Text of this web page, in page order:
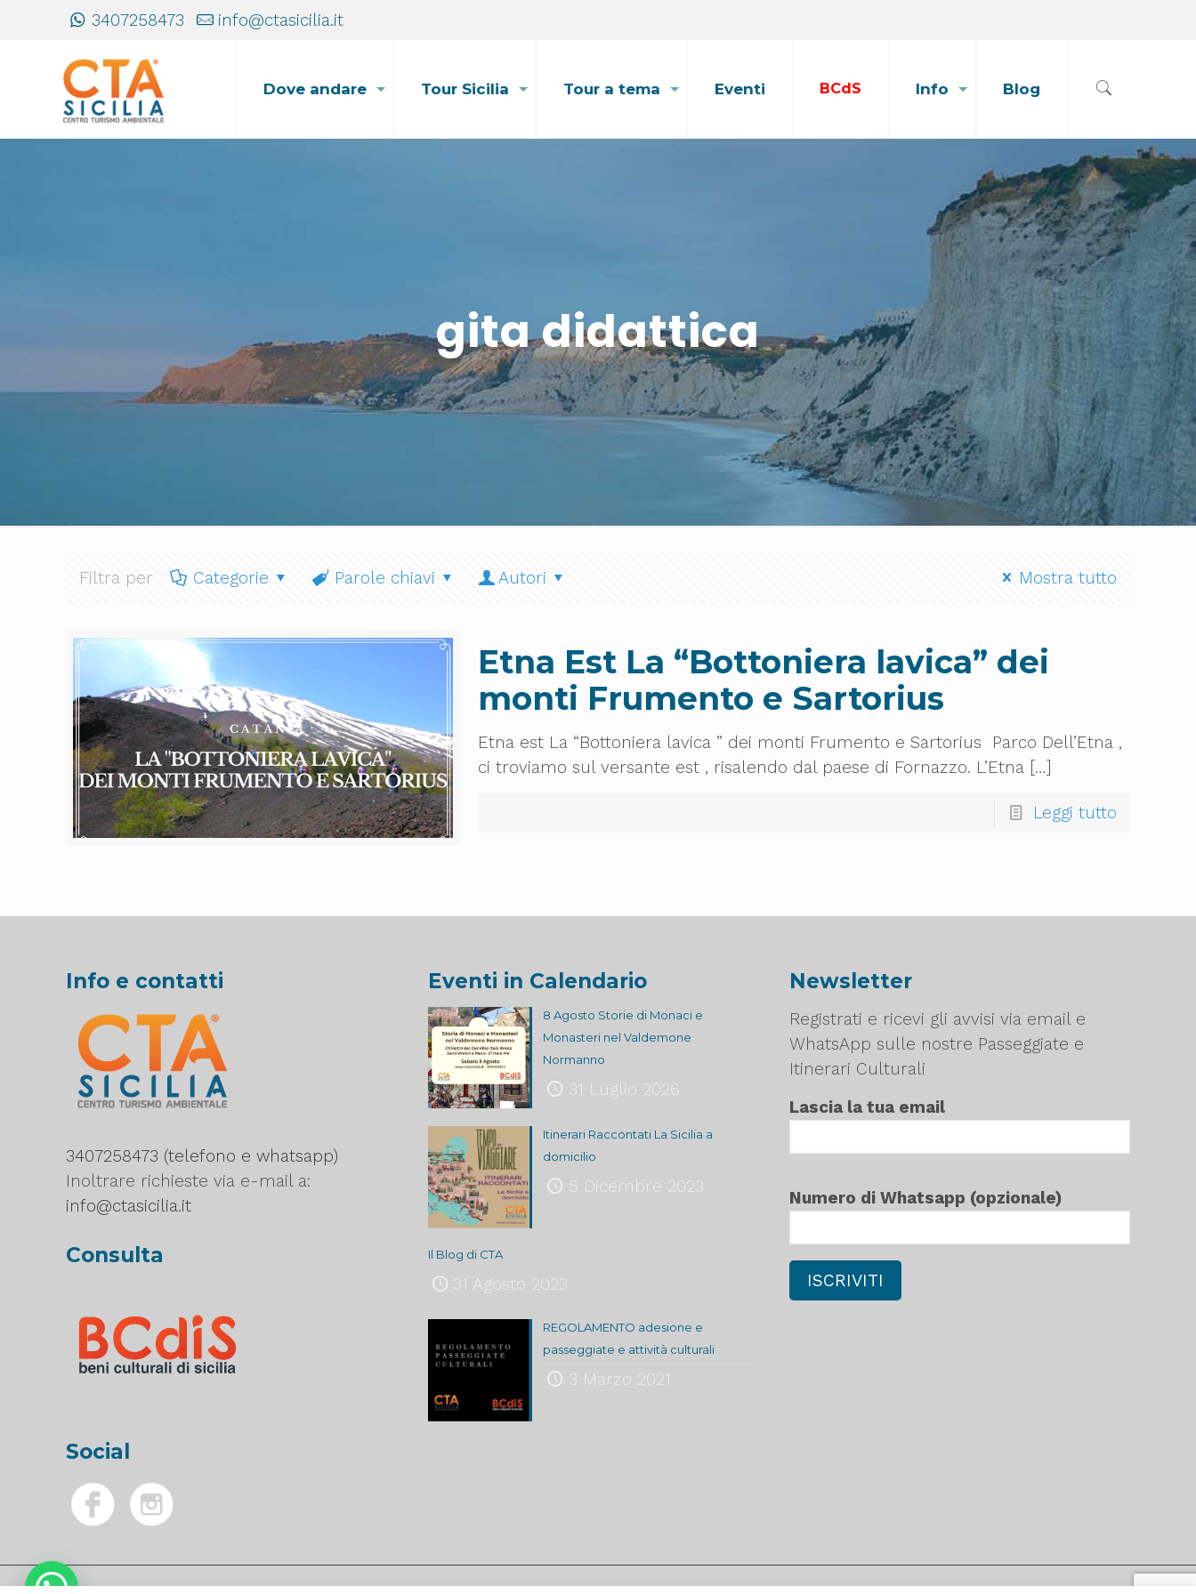
3407258473 info@ctasicilia.it
Dove andare Tour Sicilia Tour a tema Eventi BCdS Info Blog
gita didattica
Filtra per Categorie Parole chiavi Autori Mostra tutto
Etna Est La “Bottoniera lavica” dei
monti Frumento e Sartorius
Etna est La “Bottoniera lavica ” dei monti Frumento e Sartorius Parco Dell’Etna ,
ci troviamo sul versante est , risalendo dal paese di Fornazzo. L’Etna[…]
Leggi tutto
Info e contatti
3407258473 (telefono e whatsapp)
Inoltrare richieste via e-mail a:
info@ctasicilia.it
Consulta
Social
Eventi in Calendario
8 Agosto Storie di Monaci e
Monasteri nel Valdemone
Normanno
31 Luglio 2026
Itinerari Raccontati La Sicilia a
domicilio
5 Dicembre 2023
Il Blog di CTA
31 Agosto 2023
REGOLAMENTO adesione e
passeggiate e attività culturali
3 Marzo 2021
Newsletter
Registrati e ricevi gli avvisi via email e
WhatsApp sulle nostre Passeggiate e
Itinerari Culturali
Lascia la tua email
Numero di Whatsapp (opzionale)